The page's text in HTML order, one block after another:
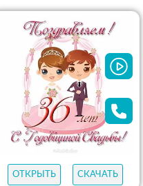
ОТКРЫТЬ СКАЧАТЬ